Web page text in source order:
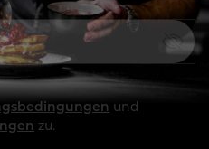
und
zu.